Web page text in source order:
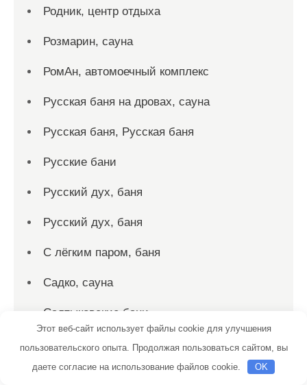
Родник, центр отдыха
Розмарин, сауна
РомАн, автомоечный комплекс
Русская баня на дровах, сауна
Русская баня, Русская баня
Русские бани
Русский дух, баня
Русский дух, баня
С лёгким паром, баня
Садко, сауна
Салтыковские бани
Сауна, Сауна
Сауна, Сауна
Этот веб-сайт использует файлы cookie для улучшения
пользовательского опыта. Продолжая пользоваться сайтом, вы
даете согласие на использование файлов cookie.
OK